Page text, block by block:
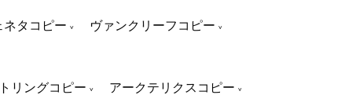
タコピー ヴァンクリーフコピー
リングコピー アークテリクスコピー